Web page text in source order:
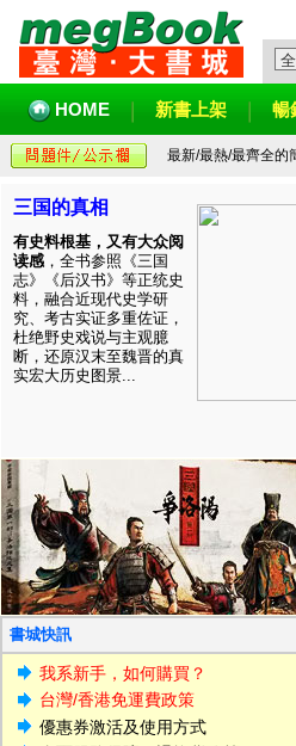
HOME 新書上架 暢
最新/最熱/最齊全的
三国的真相
有史料根基，又有大众阅
读感 ，全书参照《三国
志》《后汉书》等正统史
料，融合近现代史学研
究、考古实证多重佐证，
杜绝野史戏说与主观臆
断，还原汉末至魏晋的真
实宏大历史图景...
書城快訊
我系新手，如何購買？
台灣/香港免運費政策
優惠券激活及使用方式